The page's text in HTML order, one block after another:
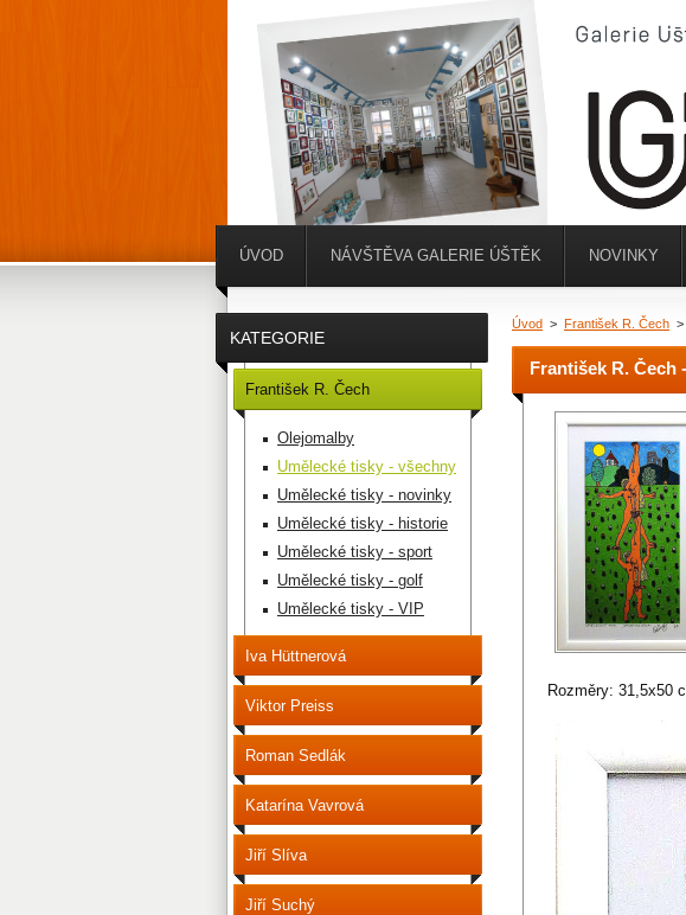
Úvod > František R. Čech >
František R. Čech
Rozměry: 31,5x50
KATEGORIE
František R. Čech
Olejomalby
Umělecké tisky - všechny
Umělecké tisky - novinky
Umělecké tisky - historie
Umělecké tisky - sport
Umělecké tisky - golf
Umělecké tisky - VIP
Iva Hüttnerová
Viktor Preiss
Roman Sedlák
Katarína Vavrová
Jiří Slíva
Jiří Suchý
ÚVOD NÁVŠTĚVA GALERIE ÚŠTĚK NOVINKY